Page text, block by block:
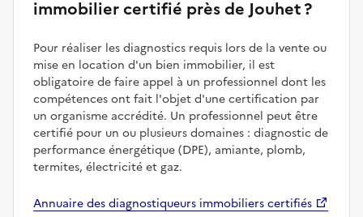
immobilier certifié près de Jouhet ?
Pour réaliser les diagnostics requis lors de la vente ou
mise en location d'un bien immobilier, il est
obligatoire de faire appel à un professionnel dont les
compétences ont fait l'objet d'une certification par
un organisme accrédité. Un professionnel peut être
certifié pour un ou plusieurs domaines : diagnostic de
performance énergétique (DPE), amiante, plomb,
termites, électricité et gaz.
Annuaire des diagnostiqueurs immobiliers certifiés